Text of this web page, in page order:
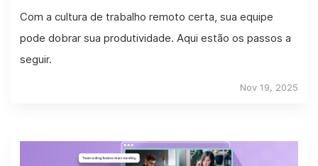
Com a cultura de trabalho remoto certa, sua equipe
pode dobrar sua produtividade. Aqui estão os passos a
seguir.
Nov 19, 2025